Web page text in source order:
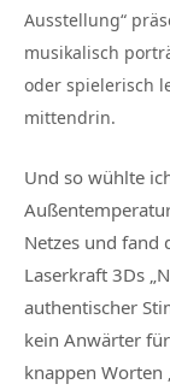
Ausstellung“
musikalisch
oder spielerisch
mittendrin.
Und so wühlte
Netzes und fand
Laserkraft 3Ds
authentischer
kein Anwärter
knappen Worten